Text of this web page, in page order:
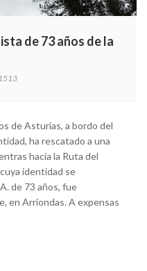
de 73 años de la
de Asturias, a bordo del
ha rescatado a una
hacía la Ruta del
identidad se
de 73 años, fue
en Arriondas. A expensas